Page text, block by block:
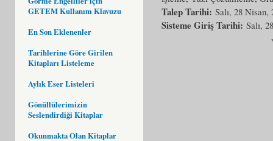
GETEM Kullanım Klavuzu
En Son Eklenenler
Tarihlerine Göre Girilen
Kitapları Listeleme
Aylık Eser Listeleri
Gönüllülerimizin
Seslendirdiği Kitaplar
Okunmakta Olan Kitaplar
Talep Tarihi: Salı, 28 Nisan,
Sisteme Giriş Tarihi: Salı,